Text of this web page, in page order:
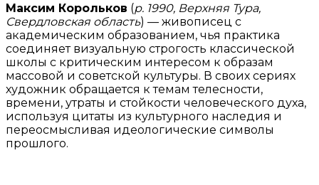
Максим Корольков (р. 1990, Верхняя Тура,
Свердловская область) — живописец с
академическим образованием, чья практика
соединяет визуальную строгость классической
школы с критическим интересом к образам
массовой и советской культуры. В своих сериях
художник обращается к темам телесности,
времени, утраты и стойкости человеческого духа,
используя цитаты из культурного наследия и
переосмысливая идеологические символы
прошлого.